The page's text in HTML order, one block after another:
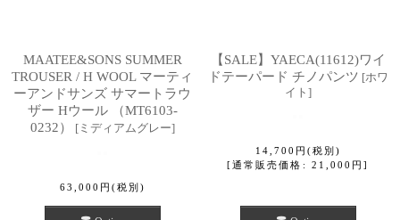
MAATEE&SONS SUMMER
TROUSER / H WOOL マーティ
ーアンドサンズ サマートラウ
ザー Hウール （MT6103-
0232）
[ミディアムグレー]
63,000 円 (税別)
【SALE】YAECA(11612)ワイ
ドテーパード チノパンツ [ホワ
イト ]
14,700 円 (税別)
[通常販売価格 : 21,000 円 ]